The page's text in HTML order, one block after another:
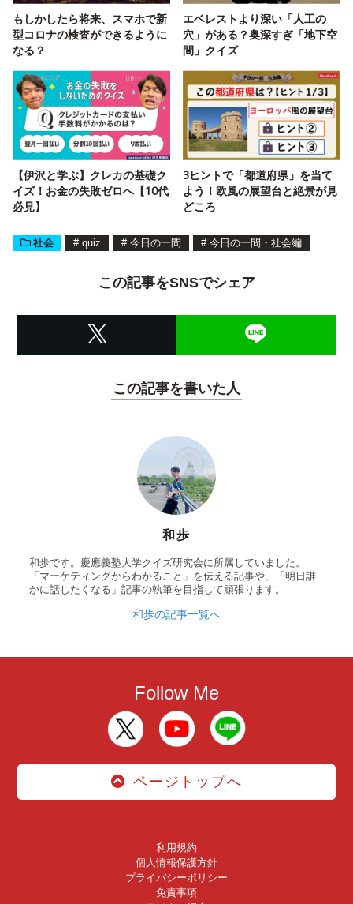
もしかしたら将来、スマホで新
型コロナの検査ができるように
なる？
エベレストより深い「人工の
穴」がある？奥深すぎ「地下空
間」クイズ
【伊沢と学ぶ】クレカの基礎ク
イズ！お金の失敗ゼロへ【10代
必見】
3ヒントで「都道府県」を当て
よう！欧風の展望台と絶景が見
どころ
社会 # quiz # 今日の一問 # 今日の一問・社会編
この記事をSNSでシェア
この記事を書いた人
和歩
和歩です。慶應義塾大学クイズ研究会に所属していました。
「マーケティングからわかること」を伝える記事や、「明日誰
かに話したくなる」記事の執筆を目指して頑張ります。
和歩の記事一覧へ
Follow Me
ページトップへ
利用規約
個人情報保護方針
プライバシーポリシー
免責事項